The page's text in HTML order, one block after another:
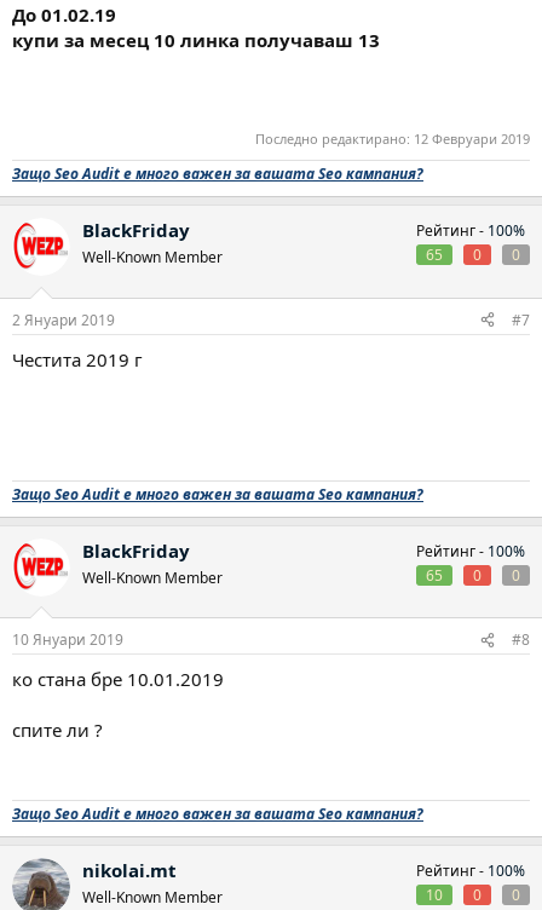
До 01.02.19
купи за месец 10 линка получаваш 13
Последно редактирано: 12 Февруари 2019
Защо Seo Audit е много важен за вашата Seo кампания?
BlackFriday
Well-Known Member
Рейтинг - 100%
65
0 0
2 Януари 2019 #7
Честита 2019 г
Защо Seo Audit е много важен за вашата Seo кампания?
BlackFriday
Well-Known Member
Рейтинг - 100%
65
0 0
10 Януари 2019 #8
ко стана бре 10.01.2019
спите ли ?
Защо Seo Audit е много важен за вашата Seo кампания?
nikolai.mt
Well-Known Member
Рейтинг - 100%
10
0 0